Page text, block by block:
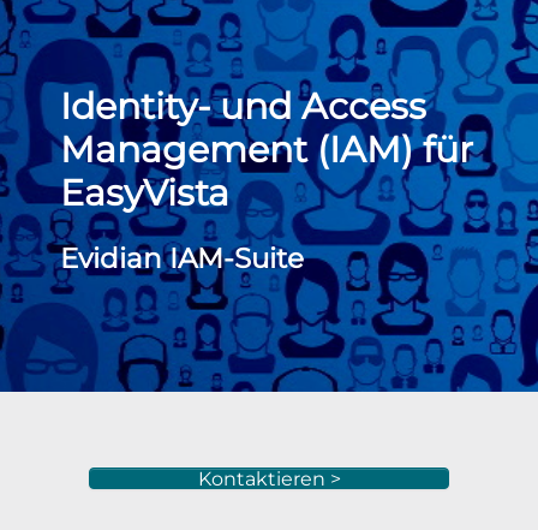
Identity- und Access
Management (IAM) für
EasyVista
Evidian IAM-Suite
Kontaktieren >